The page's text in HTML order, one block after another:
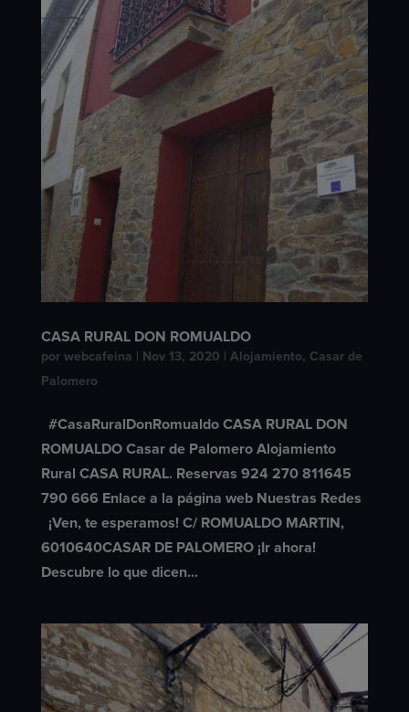
CASA RURAL DON ROMUALDO
por webcafeina | Nov 13, 2020 | Alojamiento, Casar de
Palomero
#CasaRuralDonRomualdo CASA RURAL DON
ROMUALDO Casar de Palomero Alojamiento
Rural CASA RURAL. Reservas 924 270 811645
790 666 Enlace a la página web Nuestras Redes
¡Ven, te esperamos! C/ ROMUALDO MARTIN,
6010640CASAR DE PALOMERO ¡Ir ahora!
Descubre lo que dicen...